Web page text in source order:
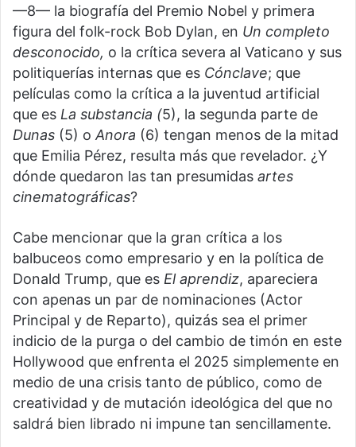
—8— la biografía del Premio Nobel y primera
figura del folk-rock Bob Dylan, en Un completo
desconocido, o la crítica severa al Vaticano y sus
politiquerías internas que es Cónclave; que
películas como la crítica a la juventud artificial
que es La substancia (5), la segunda parte de
Dunas (5) oAnora (6) tengan menos de la mitad
que Emilia Pérez, resulta más que revelador. ¿Y
dónde quedaron las tan presumidas artes
cinematográficas?
Cabe mencionar que la gran crítica a los
balbuceos como empresario y en la política de
Donald Trump, que es El aprendiz, apareciera
con apenas un par de nominaciones (Actor
Principal y de Reparto), quizás sea el primer
indicio de la purga o del cambio de timón en este
Hollywood que enfrenta el 2025 simplemente en
medio de una crisis tanto de público, como de
creatividad y de mutación ideológica del que no
saldrá bien librado ni impune tan sencillamente.